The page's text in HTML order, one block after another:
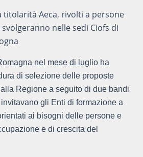
Aeca, rivolti a persone
nelle sedi Ciofs di
nel mese di luglio ha
di selezione delle proposte
Regione a seguito di due bandi
gli Enti di formazione a
ai bisogni delle persone e
e di crescita del